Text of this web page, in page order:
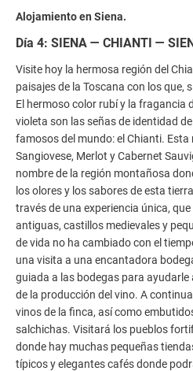
Alojamiento en Siena.
Día 4: SIENA — CHIANTI —
Visite hoy la hermosa región del
paisajes de la Toscana con los que,
El hermoso color rubí y la fragancia
violeta son las señas de identidad
famosos del mundo: el Chianti. Esta
Sangiovese, Merlot y Cabernet
nombre de la región montañosa
los olores y los sabores de esta
través de una experiencia única,
antiguas, castillos medievales y
de vida no ha cambiado con el
una visita a una encantadora
guiada a las bodegas para
de la producción del vino. A
vinos de la finca, así como
salchichas. Visitará los pueblos
donde hay muchas pequeñas
típicos y elegantes cafés donde